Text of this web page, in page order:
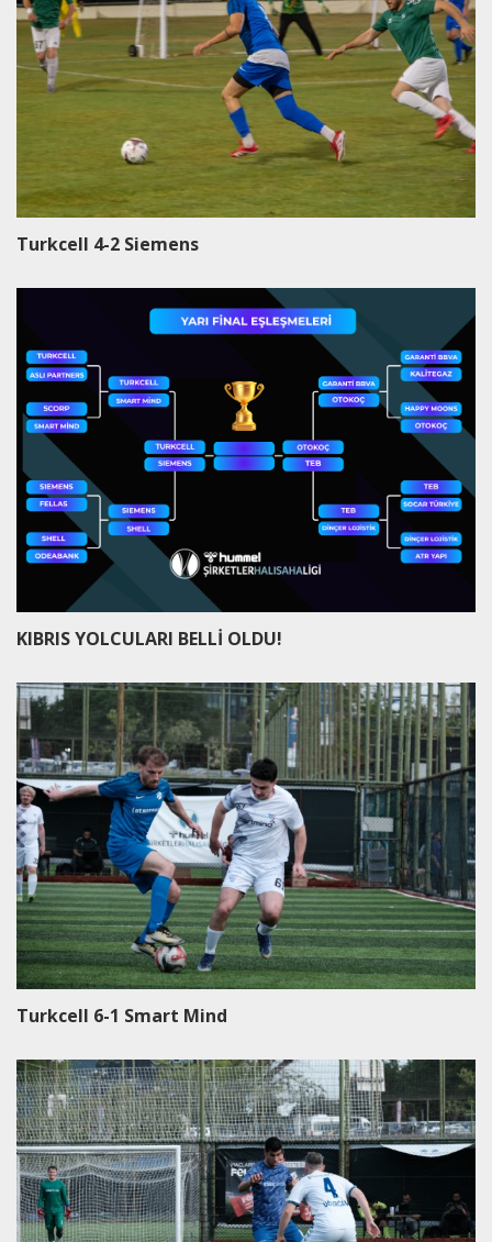
Turkcell 4-2 Siemens
KIBRIS YOLCULARI BELLİ OLDU!
Turkcell 6-1 Smart Mind